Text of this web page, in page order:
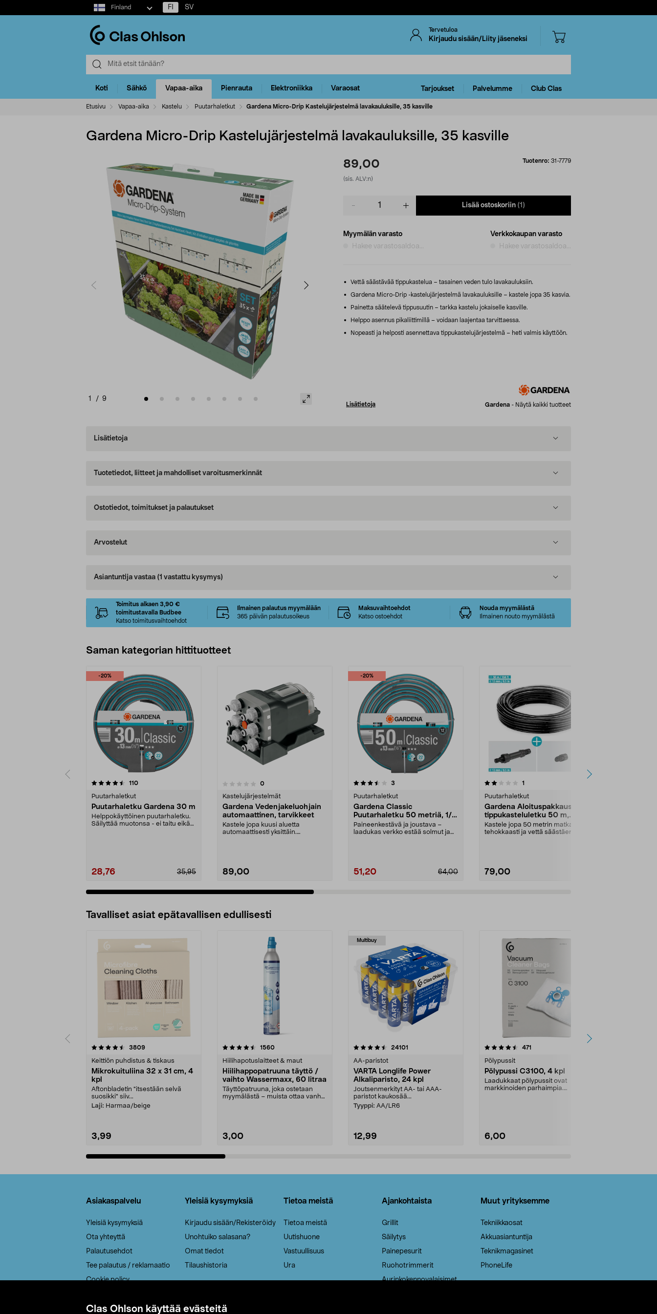
Clas Ohlson käyttää evästeitä
Select
market
Finland FI SV
Tervetuloa
Kirjaudu sisään/Liity jäseneksi
Koti Sähkö Vapaa-aika Pienrauta Elektroniikka Varaosat Tarjoukset Palvelumme Club Clas
Etusivu Vapaa-aika Kastelu Puutarhaletkut Gardena Micro-Drip Kastelujärjestelmä lavakauluksille, 35 kasville
Gardena Micro-Drip Kastelujärjestelmä lavakauluksille, 35 kasville
1 / 9
89,00
(sis. ALV:n)
Tuotenro: 31-7779
Lisää ostoskoriin (1)
Myymälän varasto
Hakee varastosaldoa...
Verkkokaupan varasto
Hakee varastosaldoa...
Vettä säästävää tippukastelua – tasainen veden tulo lavakauluksiin.
Gardena Micro-Drip -kastelujärjestelmä lavakauluksille – kastele jopa 35 kasvia.
Painetta säätelevä tippusuutin – tarkka kastelu jokaiselle kasville.
Helppo asennus pikaliittimillä – voidaan laajentaa tarvittaessa.
Nopeasti ja helposti asennettava tippukastelujärjestelmä – heti valmis käyttöön.
Lisätietoja Gardena - Näytä kaikki tuotteet
Lisätietoja
Tuotetiedot, liitteet ja mahdolliset varoitusmerkinnät
Ostotiedot, toimitukset ja palautukset
Arvostelut
Asiantuntija vastaa (1 vastattu kysymys)
Toimitus alkaen 3,90 €
toimitustavalla Budbee
Katso toimitusvaihtoehdot
Ilmainen palautus myymälään
365 päivän palautusoikeus
Maksuvaihtoehdot
Katso ostoehdot
Nouda myymälästä
Ilmainen nouto myymälästä
Saman kategorian hittituotteet
-20%
110arvostelut
Puutarhaletkut
Puutarhaletku Gardena 30 m
Helppokäyttöinen puutarhaletku.
Säilyttää muotonsa - ei taitu eikä
28,76 35,95
0.0 viidestä
0arvostelut
Kastelujärjestelmät
Gardena Vedenjakeluohjain
automaattinen, tarvikkeet
Kastele jopa kuusi aluetta
automaattisesti yksittäin.
89,00
-20%
3.5 viidestä
3
Puutarhaletkut
Gardena Classic
Puutarhaletku 50 metriä, 1/2
tuumaa
Paineenkestävä ja joustava –
laadukas verkko estää solmut ja
51,20 64,00
2.0 viidestä
1
Puutarhaletkut
Gardena Aloituspakkaus
tippukasteluletku 50 m,
pensaat ja pensasaidat
Kastele jopa 50 metrin matkalla
tehokkaasti ja vettä säästäen –
79,00
4.5 viidestä
Tavalliset asiat epätavallisen edullisesti
3809arvostelut
Keittiön puhdistus & tiskaus
Mikrokuituliina 32 x 31 cm, 4
kpl
Aftonbladetin "itsestään selvä
suosikki" siiv...
Laji: Harmaa/beige
3,99
4.5viidestä
1560arvostelut
Hiilihapotuslaitteet & maut
Hiilihappopatruuna täyttö /
vaihto Wassermaxx, 60 litraa
Täyttöpatruuna, joka ostetaan
myymälästä – muista ottaa vanha
3,00
Multibuy
4.5viidestä
24101
AA-paristot
VARTA Longlife Power
Alkaliparisto, 24 kpl
Joutsenmerkityt AA- tai AAA-
paristot kaukosää...
Tyyppi: AA/LR6
12,99
4.5viidestä
471
Pölypussit
Pölypussi C3100, 4 kpl
Laadukkaat pölypussit ovat
markkinoiden parhaimpia.
6,00
4.5viidestä
Asiakaspalvelu
Yleisiä kysymyksiä
Ota yhteyttä
Palautusehdot
Tee palautus / reklamaatio
Cookie policy
Saavutettavuus
Yleisiä kysymyksiä
Kirjaudu sisään/Rekisteröidy
Unohtuiko salasana?
Omat tiedot
Tilaushistoria
Tietoa meistä
Tietoa meistä
Uutishuone
Vastuullisuus
Ura
Ajankohtaista
Grillit
Säilytys
Painepesurit
Ruohotrimmerit
Aurinkokennovalaisimet
Muut yrityksemme
Tekniikkaosat
Akkuasiantuntija
Teknikmagasinet
PhoneLife